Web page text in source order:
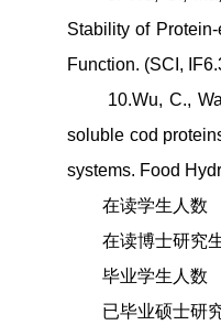
Stability of
Function. (SCI,
10.Wu, C.,
soluble cod
systems. Food
在读学生人数
在读博士研究生4
毕业学生人数
已毕业硕士研究